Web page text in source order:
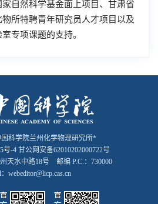
然科学基金面上项目、甘肃省
所特聘青年研究员人才项目以及
专项课题的支持。
科学院兰州化学物理研究所*
号-4 甘公网安备62010202000722号
天水中路18号 邮编 P.C.：730000
webeditor@licp.cas.cn